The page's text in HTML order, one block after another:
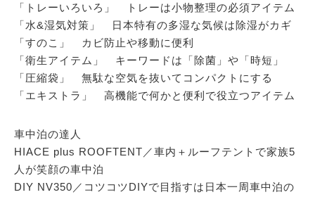
「トレーいろいろ」 トレーは小物整理の必須アイテム
「水&湿気対策」 日本特有の多湿な気候は除湿がカギ
「すのこ」 カビ防止や移動に便利
「衛生アイテム」 キーワードは「除菌」や「時短」
「圧縮袋」 無駄な空気を抜いてコンパクトにする
「エキストラ」 高機能で何かと便利で役立つアイテム
車中泊の達人
HIACE plus ROOFTENT／車内＋ルーフテントで家族5
人が笑顔の車中泊
DIY NV350／コツコツDIYで目指すは日本一周車中泊の